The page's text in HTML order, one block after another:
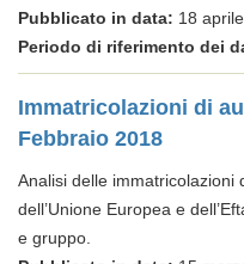
Pubblicato in data: 18
Periodo di riferimento dei
Immatricolazioni di
Febbraio 2018
Analisi delle immatricolazioni
dell’Unione Europea e
e gruppo.